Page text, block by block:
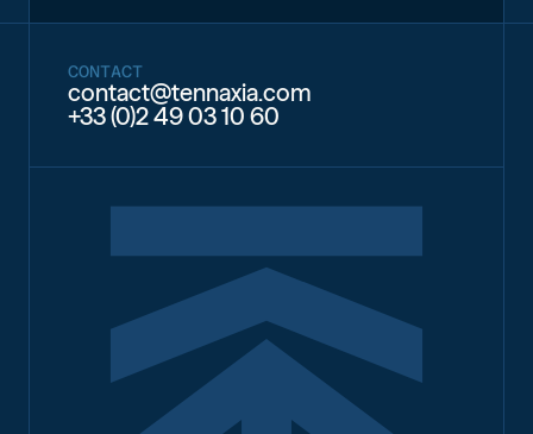
CONTACT
contact@tennaxia.com
+33 (0)2 49 03 10 60